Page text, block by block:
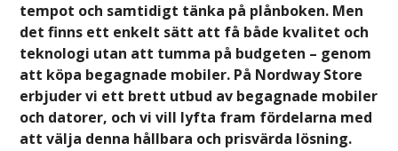
tempot och samtidigt tänka på plånboken. Men
det finns ett enkelt sätt att få både kvalitet och
teknologi utan att tumma på budgeten – genom
att köpa begagnade mobiler. På Nordway Store
erbjuder vi ett brett utbud av begagnade mobiler
och datorer, och vi vill lyfta fram fördelarna med
att välja denna hållbara och prisvärda lösning.